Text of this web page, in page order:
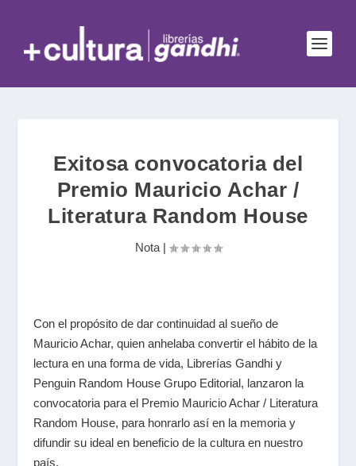
Exitosa convocatoria del
Premio Mauricio Achar /
Literatura Random House
Nota|
Con el propósito de dar continuidad al sueño de
Mauricio Achar, quien anhelaba convertir el hábito de la
lectura en una forma de vida, Librerías Gandhi y
Penguin Random House Grupo Editorial, lanzaron la
convocatoria para el Premio Mauricio Achar / Literatura
Random House, para honrarlo así en la memoria y
difundir su ideal en beneficio de la cultura en nuestro
país.